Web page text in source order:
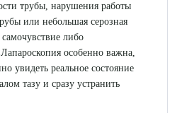
трубы, нарушения работы
или небольшая серозная
самочувствие либо
особенно важна,
увидеть реальное состояние
тазу и сразу устранить